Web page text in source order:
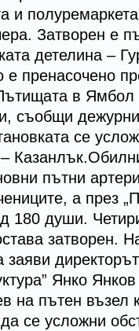
и
Затворен е
детелина –
е пренасочено
в Ямбол
съобщи
се
пътни
а през
180 души.
затворен.
заяви
Янко
на пътен възел
се усложни